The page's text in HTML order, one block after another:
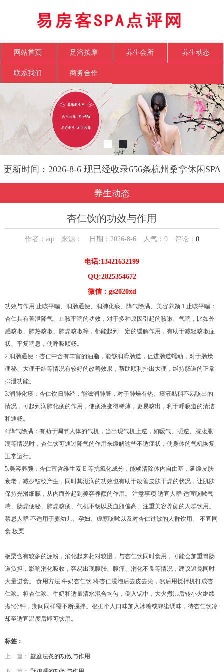
网站首页 足浴按摩 养生会所 养生动态
联系我们 商务合作
更新时间：2026-8-6 现已经收录656条杭州桑拿休闲SPA
会所-易房客SPA点评网信息
养生动态
杏仁饮的功效与作用
作者：aqi 来源： 日期：2026-8-6 人气： 9评论： 0
电话:13421632199
QQ:2825354672
微信：gs2020xd
功效与作用 止咳平喘、润肠通便、润肺化痰、降气除满、美容养颜 1.止咳平喘：
杏仁具有苦泄降气、止咳平喘的功效，对于多种原因引起的咳嗽、气喘，比如外
感咳嗽、肺热咳嗽、肺燥咳嗽等，都能起到一定的缓解作用，有助于减轻咳嗽症
状、平复喘息，使呼吸顺畅。
2.润肠通便：杏仁中含有丰富的油脂，能够润滑肠道，促进肠道蠕动，对于肠燥
便秘、大便干结等情况有较好的改善效果，帮助顺利排出大便，维持肠道的正常
排泄功能。
3.润肺化痰：杏仁饮归肺经，能滋润肺脏，对于肺燥有热、痰液黏稠不易咳出的
情况，可起到润肺化痰的作用，使痰液变得稀薄，更易咳出，利于呼吸道的清洁
和通畅。
4.降气除满：有助于调节人体的气机，当出现气机上逆，如嗳气、呃逆、脘腹胀
满等情况时，杏仁饮可通过降气的作用来缓解这些不适症状，使身体的气机恢复
正常运行。
5.美容养颜：杏仁富含维生素 E 等抗氧化成分，能够清除体内自由基，延缓皮肤
衰老，减少皱纹产生，同时其滋润的功效也有助于改善皮肤干燥的状况，让肌肤
保持光滑细腻，从内而外起到美容养颜的作用。 注意事项 适宜人群 适宜咳嗽气
喘、肠燥便秘、肺燥咳痰、气机不畅以及血脂偏高、注重美容养颜的人群饮用。
禁忌人群 不适用于婴幼儿、孕妇、虚寒咳嗽以及对杏仁过敏的人群饮用。 不宜同
食 板栗
板栗含有较多的淀粉，消化起来相对较慢，与杏仁饮同时食用，可能会加重胃肠
道负担，影响消化吸收，容易出现腹胀、腹痛、消化不良等情况，建议避免同时
大量进食。 食用方法 牛奶杏仁饮 将杏仁浸泡后去皮去尖，然后用搅拌机打成杏
仁浆。将杏仁浆、牛奶和适量清水混合均匀，倒入锅中，大火煮沸后转小火继续
煮5分钟，期间同样需不断搅拌。根据个人口味加入冰糖或蜂蜜调味，待杏仁饮冷
却至适宜温度后即可饮用。
标签：
上一篇： 鸳鸯法炙的功效与作用